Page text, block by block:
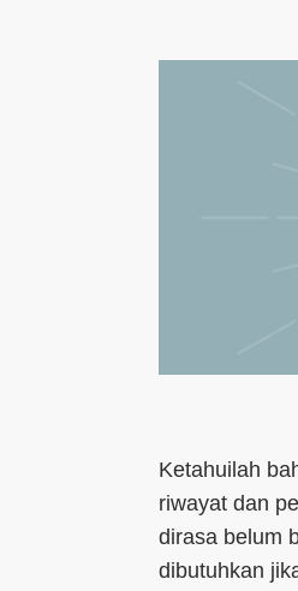
Ketahuilah
riwayat dan
dirasa belum
dibutuhkan